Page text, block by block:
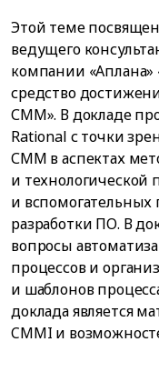
Этой теме
ведущего
компании «Аплана»
средство
СММ». В докладе
Rational с точки
СММ в аспектах
и
и вспомогательных
разработки ПО. В
вопросы
процессов и
и шаблонов
доклада является
CMMI и